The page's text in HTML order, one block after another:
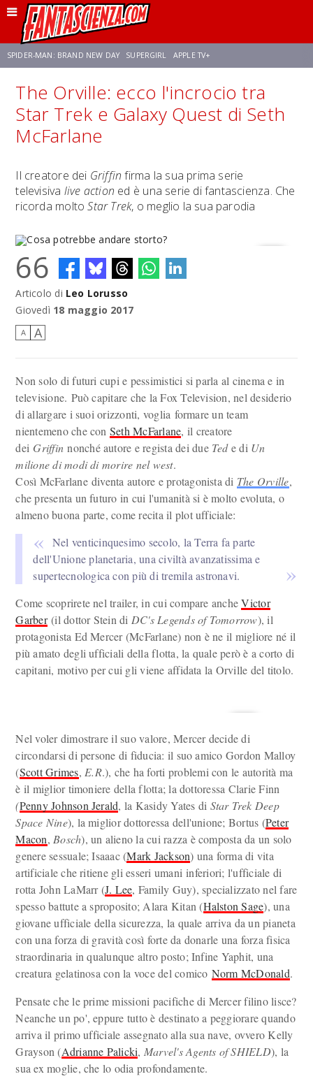
SPIDER-MAN: BRAND NEW DAY SUPERGIRL APPLE TV+
FRANCO RICCIARDIELLO ZENDAYA STAR TREK AVENGERS: DOOMSDAY
The Orville: ecco l'incrocio tra
Star Trek e Galaxy Quest di Seth
McFarlane
Il creatore dei Griffin firma la sua prima serie
televisiva live action ed è una serie di fantascienza. Che
ricorda moltoStar Trek, o meglio la sua parodia
Cosa potrebbe andare storto?
66
Articolo di Leo Lorusso
Giovedì 18 maggio 2017
A A
Non solo di futuri cupi e pessimistici si parla al cinema e in
televisione. Può capitare che la Fox Television, nel desiderio
di allargare i suoi orizzonti, voglia formare un team
nientemeno che con Seth McFarlane, il creatore
dei Griffin nonché autore e regista dei due Tede di Un
milione di modi di morire nel west.
Così McFarlane diventa autore e protagonista di The Orville,
che presenta un futuro in cui l'umanità si è molto evoluta, o
almeno buona parte, come recita il plot ufficiale:
Nel venticinquesimo secolo, la Terra fa parte
dell'Unione planetaria, una civiltà avanzatissima e
supertecnologica con più di tremila astronavi.
Come scoprirete nel trailer, in cui compare ancheVictor
Garber(il dottor Stein di DC's Legends of Tomorrow), il
protagonista Ed Mercer (McFarlane) non è ne il migliore né il
più amato degli ufficiali della flotta, la quale però è a corto di
capitani, motivo per cui gli viene affidata la Orville del titolo.
Nel voler dimostrare il suo valore, Mercer decide di
circondarsi di persone di fiducia: il suo amico Gordon Malloy
(Scott Grimes, E.R.), che ha forti problemi con le autorità ma
è il miglior timoniere della flotta; la dottoressa Clarie Finn
(Penny Johnson Jerald, la Kasidy Yates di Star Trek Deep
Space Nine), la miglior dottoressa dell'unione; Bortus (Peter
Macon, Bosch), un alieno la cui razza è composta da un solo
genere sessuale; Isaaac (Mark Jackson) una forma di vita
artificiale che ritiene gli esseri umani inferiori; l'ufficiale di
rotta John LaMarr (J. Lee, Family Guy), specializzato nel fare
spesso battute a sproposito; Alara Kitan (Halston Sage), una
giovane ufficiale della sicurezza, la quale arriva da un pianeta
con una forza di gravità così forte da donarle una forza fisica
straordinaria in qualunque altro posto; Infine Yaphit, una
creatura gelatinosa con la voce del comico Norm McDonald.
Pensate che le prime missioni pacifiche di Mercer filino lisce?
Neanche un po', eppure tutto è destinato a peggiorare quando
arriva il primo ufficiale assegnato alla sua nave, ovvero Kelly
Grayson (Adrianne Palicki, Marvel's Agents of SHIELD), la
sua ex moglie, che lo odia profondamente.